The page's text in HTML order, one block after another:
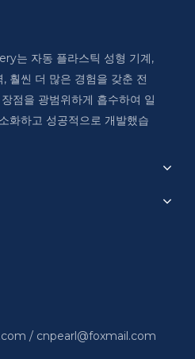
는 자동 플라스틱 성형 기계,
훨씬 더 많은 경험을 갖춘 전
점을 광범위하게 흡수하여 일
화하고 성공적으로 개발했습
/ cnpearl@foxmail.com